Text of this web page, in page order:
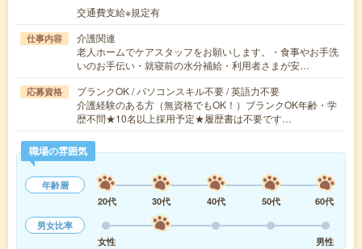
交通費支給※規定有
仕事内容
介護関連
老人ホームでケアスタッフをお願いします。・食事やお手洗
いのお手伝い・就寝前の水分補給・利用者さまが安…
応募資格
ブランクOK / パソコンスキル不要 / 英語力不要
介護経験のある方（無資格でもOK！）ブランクOK年齢・学
歴不問★10名以上採用予定★履歴書は不要です…
職場の雰囲気
年齢層
20代
30代 40代 50代
60代
男女比率
女性
男性